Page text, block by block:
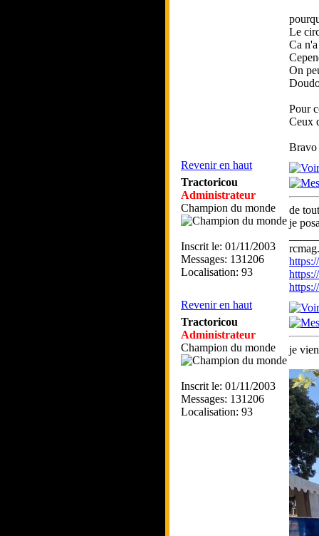
Le
Ca
On
Pour
Ceux
Bravo
Revenir en haut
Tractoricou
Administrateur
Champion du monde
Inscrit le: 01/11/2003
Messages: 131206
Localisation: 93
de
je
Revenir en haut
Tractoricou
Administrateur
Champion du monde
Inscrit le: 01/11/2003
Messages: 131206
Localisation: 93
je